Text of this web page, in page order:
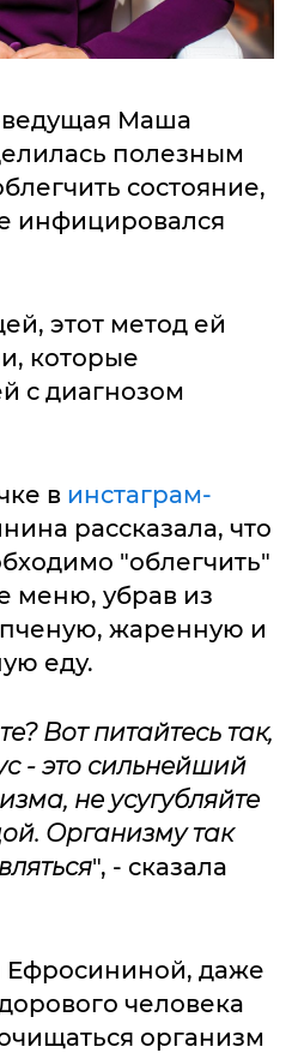
Маша
полезным
состояние,
инфицировался
этот метод ей
которые
с диагнозом
в инстаграм-
рассказала, что
"облегчить"
меню, убрав из
жаренную и
еду.
Вот питайтесь так,
- это сильнейший
не усугубляйте
Организму так
", - сказала
даже
человека
организм